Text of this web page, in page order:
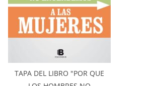
TAPA DEL LIBRO "POR QUE